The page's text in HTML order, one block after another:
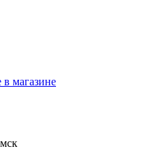
магазине